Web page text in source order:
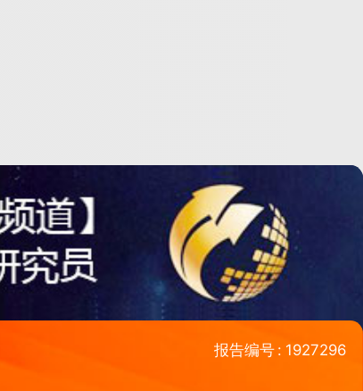
报告编号 : 1927296
析了智能路灯行业的市场规模、发展现状与投
资价值。